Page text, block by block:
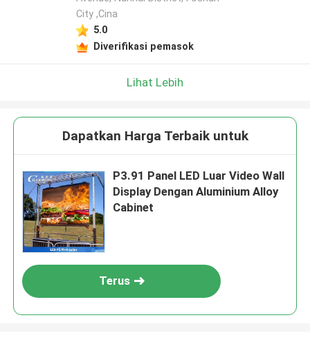
City ,Cina
5.0
Diverifikasi pemasok
Lihat Lebih
Dapatkan Harga Terbaik untuk
P3.91 Panel LED Luar Video Wall
Display Dengan Aluminium Alloy
Cabinet
Terus